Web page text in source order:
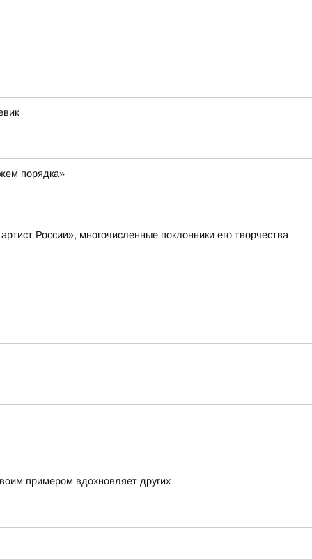
порядка»
России», многочисленные поклонники его творчества
примером вдохновляет других